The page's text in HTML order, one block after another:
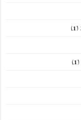
(1)
(1)